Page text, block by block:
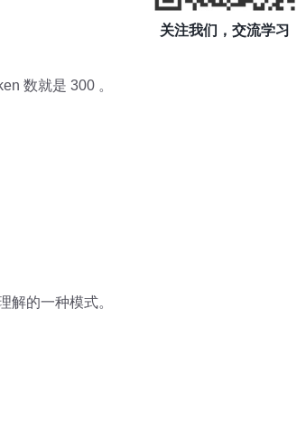
数就是 300 。
解的一种模式。
关注我们，交流学习